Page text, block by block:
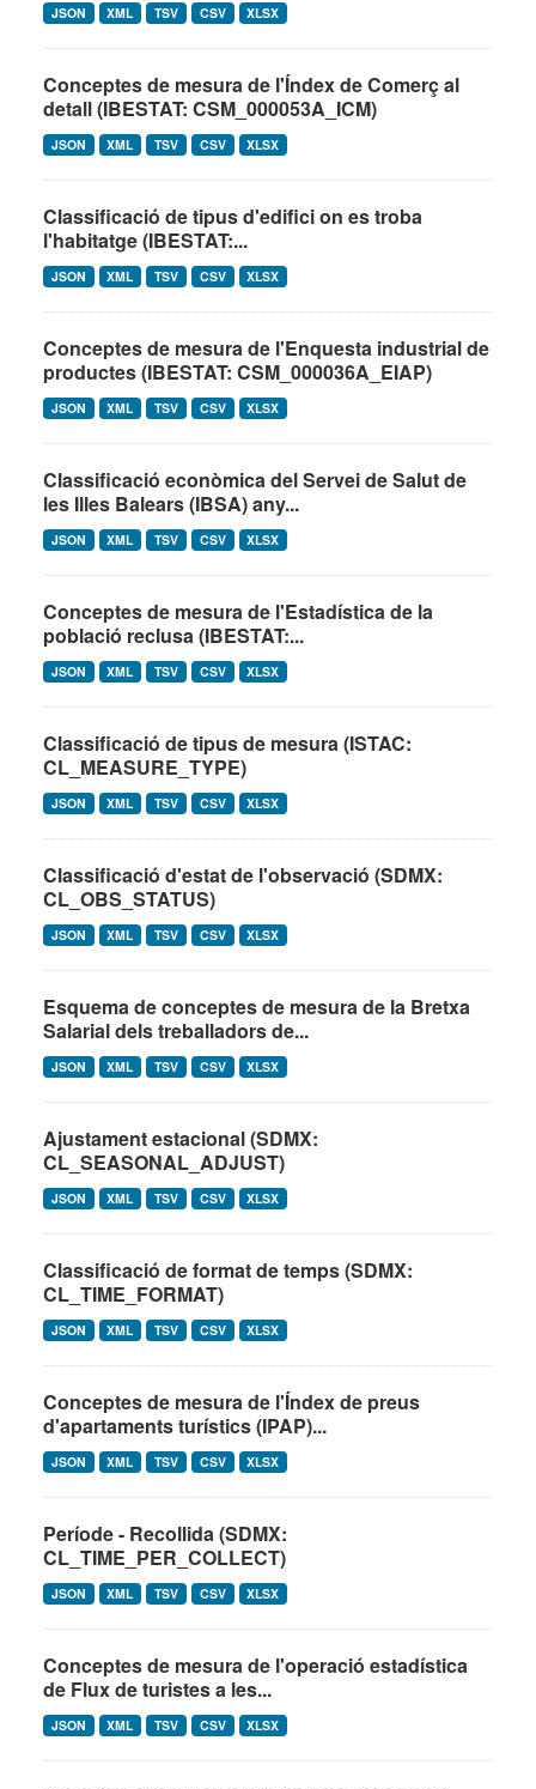
JSON XML TSV CSV XLSX
Conceptes de mesura de l'Índex de Comerç al
detall (IBESTAT: CSM_000053A_ICM)
JSON XML TSV CSV XLSX
Classificació de tipus d'edifici on es troba
l'habitatge (IBESTAT:...
JSON XML TSV CSV XLSX
Conceptes de mesura de l'Enquesta industrial de
productes (IBESTAT: CSM_000036A_EIAP)
JSON XML TSV CSV XLSX
Classificació econòmica del Servei de Salut de
les Illes Balears (IBSA) any...
JSON XML TSV CSV XLSX
Conceptes de mesura de l'Estadística de la
població reclusa (IBESTAT:...
JSON XML TSV CSV XLSX
Classificació de tipus de mesura (ISTAC:
CL_MEASURE_TYPE)
JSON XML TSV CSV XLSX
Classificació d'estat de l'observació (SDMX:
CL_OBS_STATUS)
JSON XML TSV CSV XLSX
Esquema de conceptes de mesura de la Bretxa
Salarial dels treballadors de...
JSON XML TSV CSV XLSX
Ajustament estacional (SDMX:
CL_SEASONAL_ADJUST)
JSON XML TSV CSV XLSX
Classificació de format de temps (SDMX:
CL_TIME_FORMAT)
JSON XML TSV CSV XLSX
Conceptes de mesura de l'Índex de preus
d'apartaments turístics (IPAP)...
JSON XML TSV CSV XLSX
Període - Recollida (SDMX:
CL_TIME_PER_COLLECT)
JSON XML TSV CSV XLSX
Conceptes de mesura de l'operació estadística
de Flux de turistes a les...
JSON XML TSV CSV XLSX